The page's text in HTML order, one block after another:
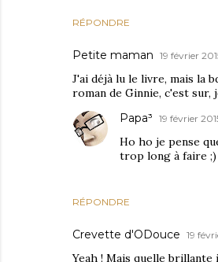
RÉPONDRE
Petite maman 19 février
J'ai déjà lu le livre, mais la
roman de Ginnie, c'est sur,
RÉPONDRE
Papa³ 19 février
Ho ho je pense
trop long à faire ;)
Crevette d'ODouce 19
Yeah ! Mais quelle brillante